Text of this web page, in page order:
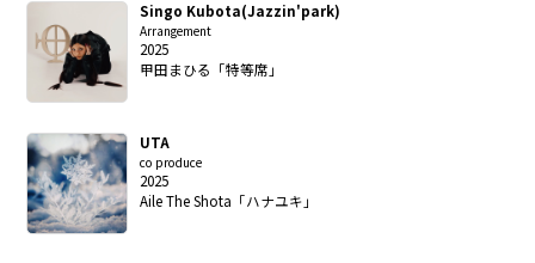
Singo Kubota(Jazzin'park)
Arrangement
2025
甲田まひる「特等席」
UTA
co produce
2025
Aile The Shota「ハナユキ」